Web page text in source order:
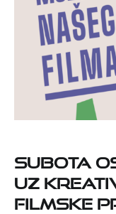
Subota
uz
filmske